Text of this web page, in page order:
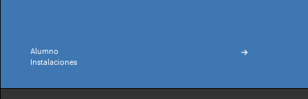
Alumno
Instalaciones